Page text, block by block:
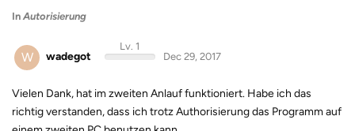
In Autorisierung
W wadegot
Lv. 1
Dec 29, 2017
Vielen Dank, hat im zweiten Anlauf funktioniert. Habe ich das
richtig verstanden, dass ich trotz Authorisierung das Programm auf